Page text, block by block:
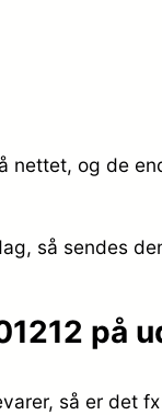
nettet, og de
så sendes
på
så er det